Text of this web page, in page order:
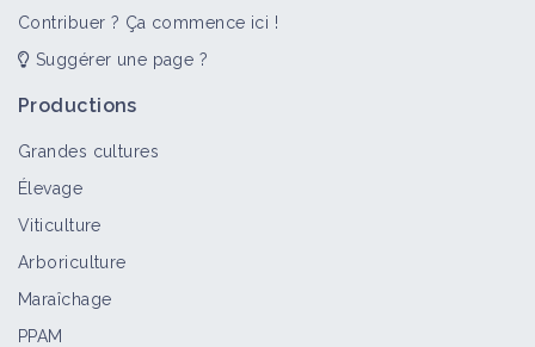
Contribuer ? Ça commence ici !
Suggérer une page ?
Productions
Grandes cultures
Élevage
Viticulture
Arboriculture
Maraîchage
PPAM